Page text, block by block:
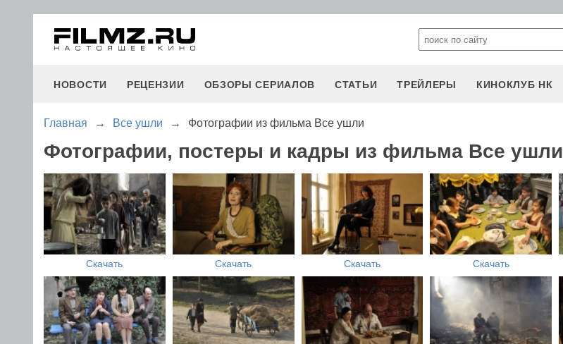
НОВОСТИ РЕЦЕНЗИИ ОБЗОРЫ СЕРИАЛОВ СТАТЬИ ТРЕЙЛЕРЫ КИНОКЛУБ НК
Главная → Все ушли → Фотографии из фильма Все ушли
Фотографии, постеры и кадры из фильма Все ушли
Скачать Скачать Скачать Скачать